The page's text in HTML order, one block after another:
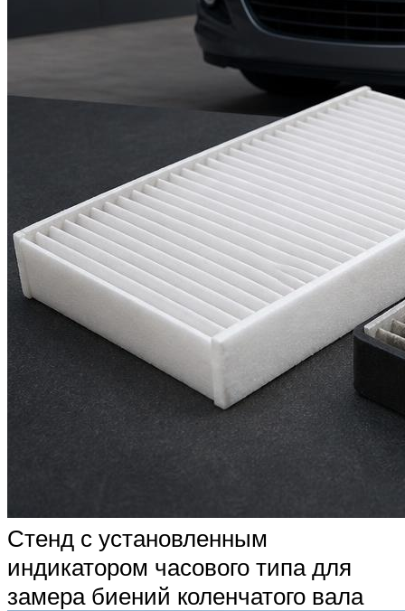
Стенд с установленным
индикатором часового типа для
замера биений коленчатого вала